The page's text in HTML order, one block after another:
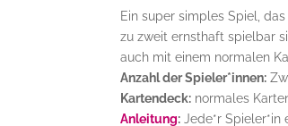
Ein super simples Spiel,
zu zweit ernsthaft spielbar
auch mit einem normalen
Anzahl der Spieler*innen:
Kartendeck: normales
Anleitung: Jede*r Spieler*in